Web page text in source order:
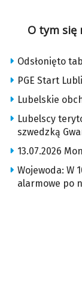
O tym się
Odsłonięto
PGE Start
Lubelskie
Lubelscy
szwedzką
13.07.2026
Wojewoda: W
alarmowe po